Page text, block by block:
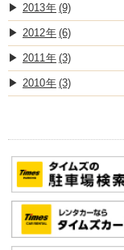
2013 (9)
2012 (6)
2011 (3)
2010 (3)